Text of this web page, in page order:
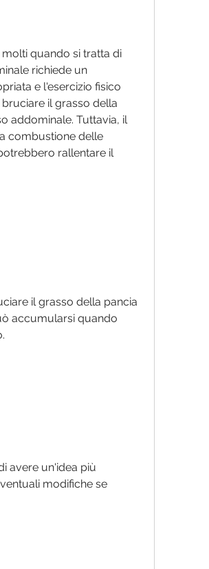
quando si tratta di
richiede un
e l'esercizio fisico
il grasso della
addominale. Tuttavia, il
combustione delle
rallentare il
il grasso della pancia
accumularsi quando
avere un'idea più
modifiche se